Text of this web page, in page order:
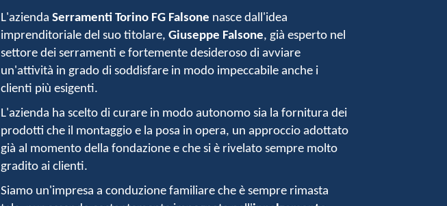
L'azienda Serramenti Torino FG Falsone nasce dall'idea
imprenditoriale del suo titolare, Giuseppe Falsone, già esperto nel
settore dei serramenti e fortemente desideroso di avviare
un'attività in grado di soddisfare in modo impeccabile anche i
clienti più esigenti.
L'azienda ha scelto di curare in modo autonomo sia la fornitura dei
prodotti che il montaggio e la posa in opera, un approccio adottato
già al momento della fondazione e che si è rivelato sempre molto
gradito ai clienti.
Siamo un'impresa a conduzione familiare che è sempre rimasta